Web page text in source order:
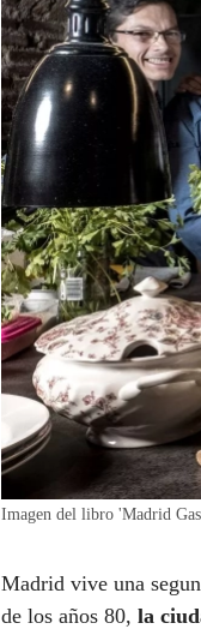
Imagen del libro 'Madrid
Madrid vive una
de los años 80, la